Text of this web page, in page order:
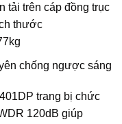
tải trên cáp đồng trục
thước
chống ngược sáng
trang bị chức
120dB giúp